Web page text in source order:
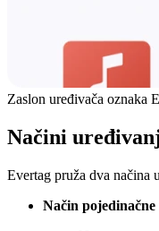
Zaslon uređivača oznaka
Načini
Evertag pruža dva načina
Način pojedinačne